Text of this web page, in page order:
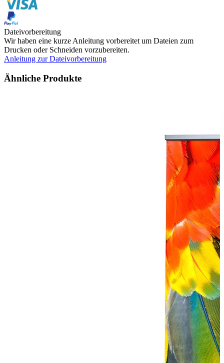
Dateivorbereitung
Wir haben eine kurze Anleitung vorbereitet um Dateien zum
Drucken oder Schneiden vorzubereiten.
Anleitung zur Dateivorbereitung
Ähnliche Produkte